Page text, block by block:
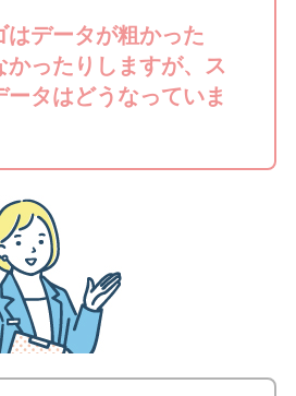
データが粗かった
かったりしますが、ス
ータはどうなっていま